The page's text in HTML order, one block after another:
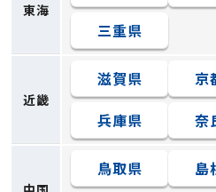
東海
三重県
近畿
滋賀県 京
兵庫県
奈
鳥取県 島